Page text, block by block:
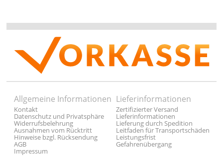
Allgemeine Informationen
Kontakt
Datenschutz und Privatsphäre
Widerrufsbelehrung
Ausnahmen vom Rücktritt
Hinweise bzgl. Rücksendung
AGB
Impressum
Lieferinformationen
Zertifizierter Versand
Lieferinformationen
Lieferung durch Spedition
Leitfaden für Transportschäden
Leistungsfrist
Gefahrenübergang